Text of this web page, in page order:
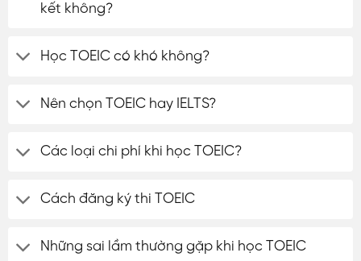
kết không?
Học TOEIC có khó không?
Nên chọn TOEIC hay IELTS?
Các loại chi phí khi học TOEIC?
Cách đăng ký thi TOEIC
Những sai lầm thường gặp khi học TOEIC